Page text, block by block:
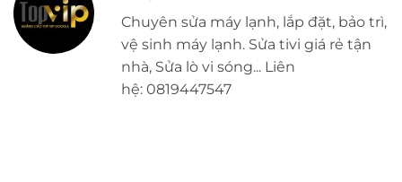
Chuyên sửa máy lạnh, lắp đặt, bảo trì,
vệ sinh máy lạnh. Sửa tivi giá rẻ tận
nhà, Sửa lò vi sóng... Liên
hệ: 0819447547